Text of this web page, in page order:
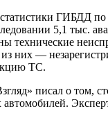
ГИБДД по
5,1 тыс.
технические
них —
ТС.
писал о том,